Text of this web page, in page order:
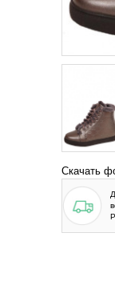
Скачать